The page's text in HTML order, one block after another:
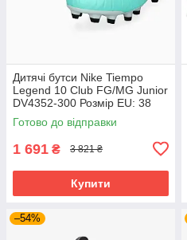
Дитячі бутси Nike Tiempo
Legend 10 Club FG/MG Junior
DV4352-300 Розмір EU: 38
Готово до відправки
1 691 ₴ 3 821 ₴
Купити
–54%